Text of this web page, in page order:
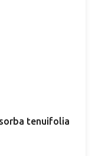
tenuifolia